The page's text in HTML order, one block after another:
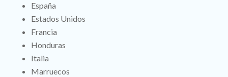
España
Estados Unidos
Francia
Honduras
Italia
Marruecos